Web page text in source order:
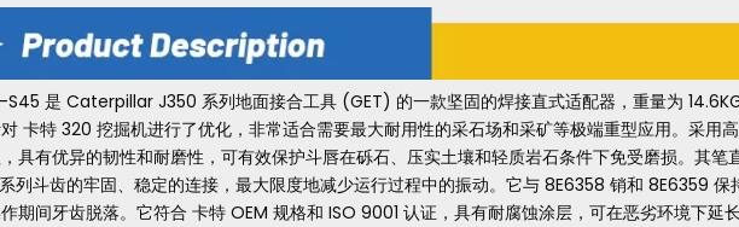
是 Caterpillar J350 系列地面接合工具 (GET) 的一款坚固的焊接直式适配器，重量为
卡特 320 挖掘机进行了优化，非常适合需要最大耐用性的采石场和采矿等极端重型应用。采用
具有优异的韧性和耐磨性，可有效保护斗唇在砾石、压实土壤和轻质岩石条件下免受磨损。其笔
列斗齿的牢固、稳定的连接，最大限度地减少运行过程中的振动。它与 8E6358 销和 8E6359 保
期间牙齿脱落。它符合 卡特 OEM 规格和 ISO 9001 认证，具有耐腐蚀涂层，可在恶劣环境下延